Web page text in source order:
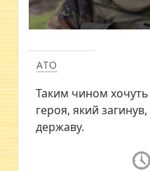
АТО
Таким чином
героя, який
державу.